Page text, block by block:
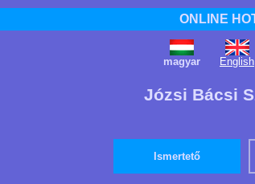
ONLINE
magyar English
Józsi Bácsi
Ismertető